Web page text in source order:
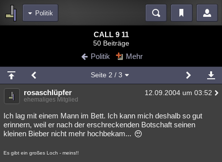
Politik
Blogs
Chat Wiki Neuigkeiten
meine Rubriken
Menschen Wissenschaft Mystery Kriminalfälle
Spiritualität Verschwörungen Technologie Ufologie
Natur Umfragen Unterhaltung
CALL 9 11
50 Beiträge
Politik Mehr
Seite 2 / 3
rosaschlüpfer 12.09.2004 um 03:52
ehemaliges Mitglied
Ich lag mit einem Mann im Bett. Ich kann mich deshalb so gut
erinnern, weil er nach der erschreckenden Botschaft seinen
kleinen Bieber nicht mehr hochbekam...
Es gibt ein großes Loch - meins!!